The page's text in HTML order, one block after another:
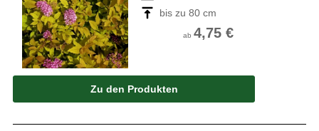
bis zu 80 cm
ab 4,75 €
Zu den Produkten